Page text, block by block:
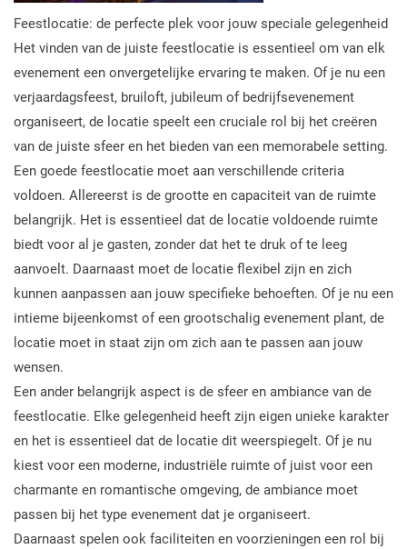
Feestlocatie: de perfecte plek voor jouw speciale gelegenheid
Het vinden van de juiste feestlocatie is essentieel om van elk
evenement een onvergetelijke ervaring te maken. Of je nu een
verjaardagsfeest, bruiloft, jubileum of bedrijfsevenement
organiseert, de locatie speelt een cruciale rol bij het creëren
van de juiste sfeer en het bieden van een memorabele setting.
Een goede feestlocatie moet aan verschillende criteria
voldoen. Allereerst is de grootte en capaciteit van de ruimte
belangrijk. Het is essentieel dat de locatie voldoende ruimte
biedt voor al je gasten, zonder dat het te druk of te leeg
aanvoelt. Daarnaast moet de locatie flexibel zijn en zich
kunnen aanpassen aan jouw specifieke behoeften. Of je nu een
intieme bijeenkomst of een grootschalig evenement plant, de
locatie moet in staat zijn om zich aan te passen aan jouw
wensen.
Een ander belangrijk aspect is de sfeer en ambiance van de
feestlocatie. Elke gelegenheid heeft zijn eigen unieke karakter
en het is essentieel dat de locatie dit weerspiegelt. Of je nu
kiest voor een moderne, industriële ruimte of juist voor een
charmante en romantische omgeving, de ambiance moet
passen bij het type evenement dat je organiseert.
Daarnaast spelen ook faciliteiten en voorzieningen een rol bij